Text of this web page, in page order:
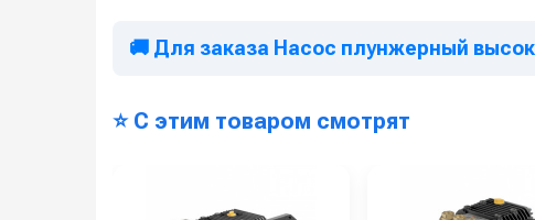
🚚 Для заказа Насос плунжерный
⭐ С этим товаром смотрят